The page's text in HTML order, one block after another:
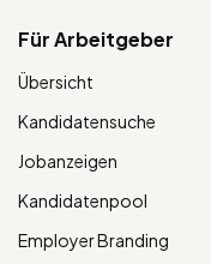
Für Arbeitgeber
Übersicht
Kandidatensuche
Jobanzeigen
Kandidatenpool
Employer Branding